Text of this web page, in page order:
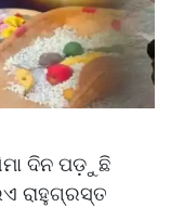
ଦିନ ପଡ଼ୁଛି
ରାହୁଗ୍ରସ୍ତ